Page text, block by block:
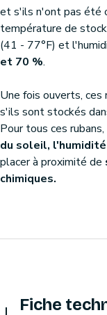
et s'ils n'ont pas été
température de
(41 - 77°F) et
et 70 %.
Une fois ouverts, ces
s'ils sont stockés
Pour tous ces rubans,
du soleil,
placer à proximité de
chimiques.
Fiche